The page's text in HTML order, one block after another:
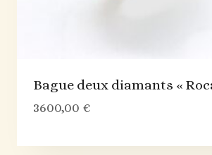
Bague deux diamants «
3600,00 €